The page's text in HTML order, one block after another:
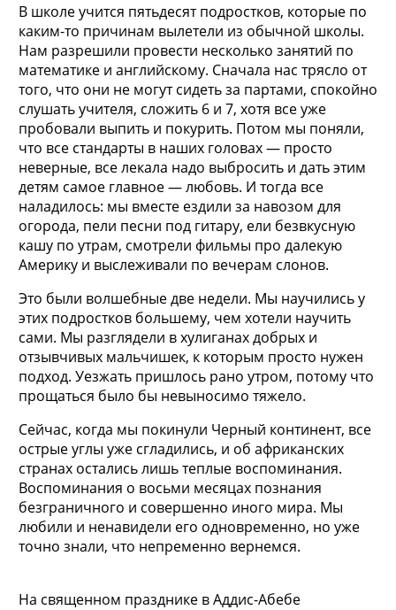
В школе учится пятьдесят подростков, которые по
каким-то причинам вылетели из обычной школы.
Нам разрешили провести несколько занятий по
математике и английскому. Сначала нас трясло от
того, что они не могут сидеть за партами, спокойно
слушать учителя, сложить 6 и 7, хотя все уже
пробовали выпить и покурить. Потом мы поняли,
что все стандарты в наших головах — просто
неверные, все лекала надо выбросить и дать этим
детям самое главное — любовь. И тогда все
наладилось: мы вместе ездили за навозом для
огорода, пели песни под гитару, ели безвкусную
кашу по утрам, смотрели фильмы про далекую
Америку и выслеживали по вечерам слонов.
Это были волшебные две недели. Мы научились у
этих подростков большему, чем хотели научить
сами. Мы разглядели в хулиганах добрых и
отзывчивых мальчишек, к которым просто нужен
подход. Уезжать пришлось рано утром, потому что
прощаться было бы невыносимо тяжело.
Сейчас, когда мы покинули Черный континент, все
острые углы уже сгладились, и об африканских
странах остались лишь теплые воспоминания.
Воспоминания о восьми месяцах познания
безграничного и совершенно иного мира. Мы
любили и ненавидели его одновременно, но уже
точно знали, что непременно вернемся.
На священном празднике в Аддис-Абебе